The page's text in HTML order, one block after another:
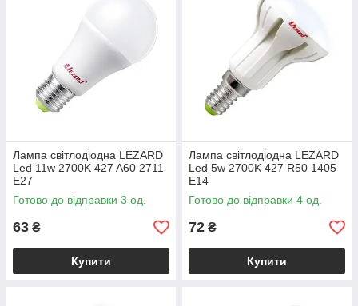
Лампа світлодіодна LEZARD
Led 11w 2700K 427 A60 2711
E27
Готово до відправки 3 од.
63 ₴
Купити
Лампа світлодіодна LEZARD
Led 5w 2700K 427 R50 1405
E14
Готово до відправки 4 од.
72 ₴
Купити